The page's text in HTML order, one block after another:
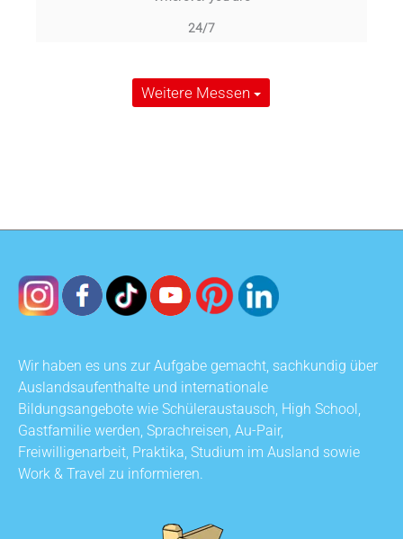
24/7
Weitere Messen
Wir haben es uns zur Aufgabe gemacht, sachkundig über
Auslandsaufenthalte und internationale
Bildungsangebote wie Schüleraustausch, High School,
Gastfamilie werden, Sprachreisen, Au-Pair,
Freiwilligenarbeit, Praktika, Studium im Ausland sowie
Work & Travel zu informieren.